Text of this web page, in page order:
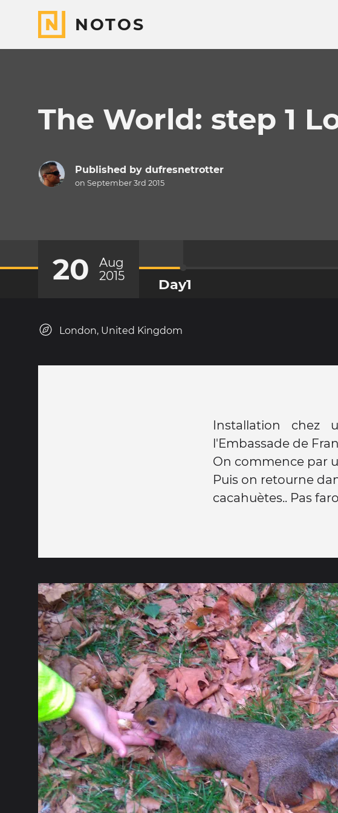
NOTOS
The World: step 1
Published by dufresnetrotter
on September 3rd 2015
20
Aug
2015
Day1
London, United Kingdom
Installation chez
l'Embassade de
On commence par
Puis on retourne
cacahuètes.. Pas